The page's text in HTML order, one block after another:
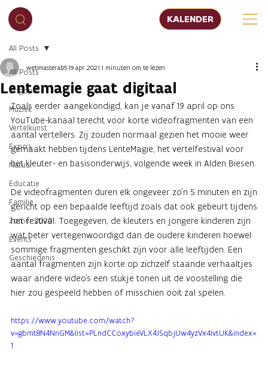
KALENDER
All Posts
Erfgoed
Muziek
Vertelkunst
Expo's
Natuur
Educatie
Familie
Zomer 2020
Events
Geschiedenis
All Posts
Lentemagie gaat digitaal
webmasterab519 apr 2021 1 minuten om te lezen
Zoals eerder aangekondigd, kan je vanaf 19 april op ons
YouTube-kanaal terecht voor korte videofragmenten van een
aantal vertellers. Zij zouden normaal gezien het mooie weer
gemaakt hebben tijdens LenteMagie, het vertelfestival voor
het kleuter- en basisonderwijs, volgende week in Alden Biesen.
De videofragmenten duren elk ongeveer zo’n 5 minuten en zijn
gericht op een bepaalde leeftijd zoals dat ook gebeurt tijdens
het festival. Toegegeven, de kleuters en jongere kinderen zijn
wat beter vertegenwoordigd dan de oudere kinderen hoewel
sommige fragmenten geschikt zijn voor alle leeftijden. Een
aantal fragmenten zijn korte op zichzelf staande verhaaltjes
waar andere video’s een stukje tonen uit de voostelling die
hier zou gespeeld hebben of misschien ooit zal spelen.
https://www.youtube.com/watch?
v=gbmt8N4NnGM&list=PLndCCoxybieVLX4JSqbjUw4yzVx4ivtUK&index=
1